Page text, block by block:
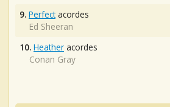
9. Perfectacordes
Ed Sheeran
10. Heather acordes
Conan Gray